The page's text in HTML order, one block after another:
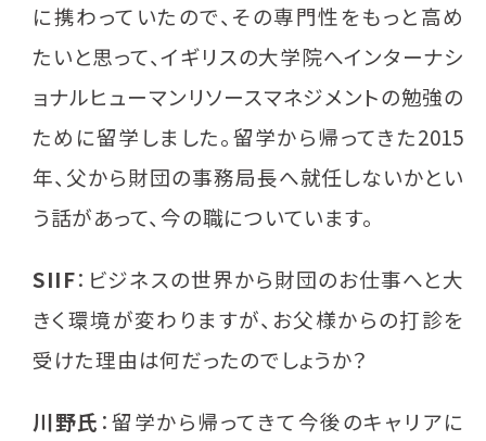
に携わっていたので、その専門性をもっと高め
たいと思って、イギリスの大学院へインターナシ
ョナルヒューマンリソースマネジメントの勉強の
ために留学しました。留学から帰ってきた2015
年、父から財団の事務局長へ就任しないかとい
う話があって、今の職についています。
SIIF：ビジネスの世界から財団のお仕事へと大
きく環境が変わりますが、お父様からの打診を
受けた理由は何だったのでしょうか？
川野氏 ：留学から帰ってきて今後のキャリアに